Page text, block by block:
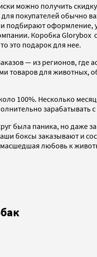
можно получить
покупателей обычно
оформление,
Коробка
это подарок для нее.
— из регионов,
для животных,
100%. Несколько
зарабатывать
была паника, но даже
боксы заказывают и
любовь к